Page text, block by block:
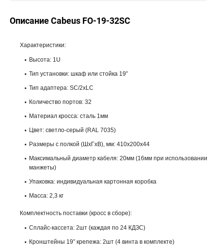
Описание Cabeus FO-19-32SC
Характеристики:
Высота: 1U
Тип установки: шкаф или стойка 19”
Тип адаптера: SC/2xLC
Количество портов: 32
Материал кросса: сталь 1мм
Цвет: светло-серый (RAL 7035)
Размеры с полкой (ШхГхВ), мм: 410х200х44
Максимальный диаметр кабеля: 20мм (16мм при использовании
манжеты)
Упаковка: индивидуальная картонная коробка
Масса: 2,3 кг
Комплектность поставки (кросс в сборе):
Сплайс-кассета: 2шт (каждая по 24 КДЗС)
Кронштейны 19” крепежа: 2шт (4 винта в комплекте)